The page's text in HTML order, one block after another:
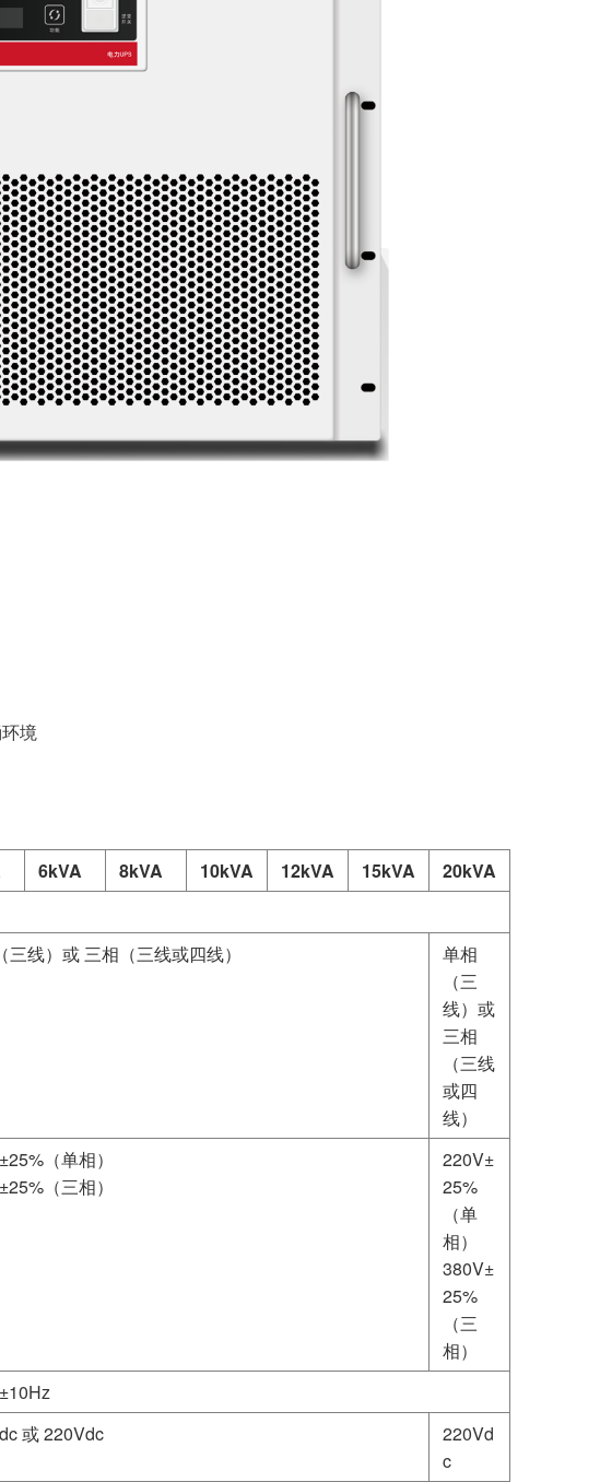
境
6kVA 8kVA 10kVA 12kVA 15kVA
20kVA
三线）或 三相（三线或四线）
单相
（三
线）或
三相
（三线
或四
线）
（单相）
（三相）
220V±
25%
（单
相）
380V±
25%
（三
相）
或 220Vdc
220Vd
c